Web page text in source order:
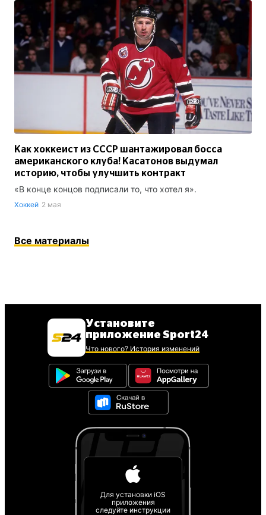
Как хоккеист из СССР шантажировал босса
американского клуба! Касатонов выдумал
историю, чтобы улучшить контракт
«В конце концов подписали то, что хотел я».
Хоккей 2 мая
Все материалы
Установите
приложение Sport24
Что нового? История изменений
Для установки iOS
приложения
следуйте инструкции